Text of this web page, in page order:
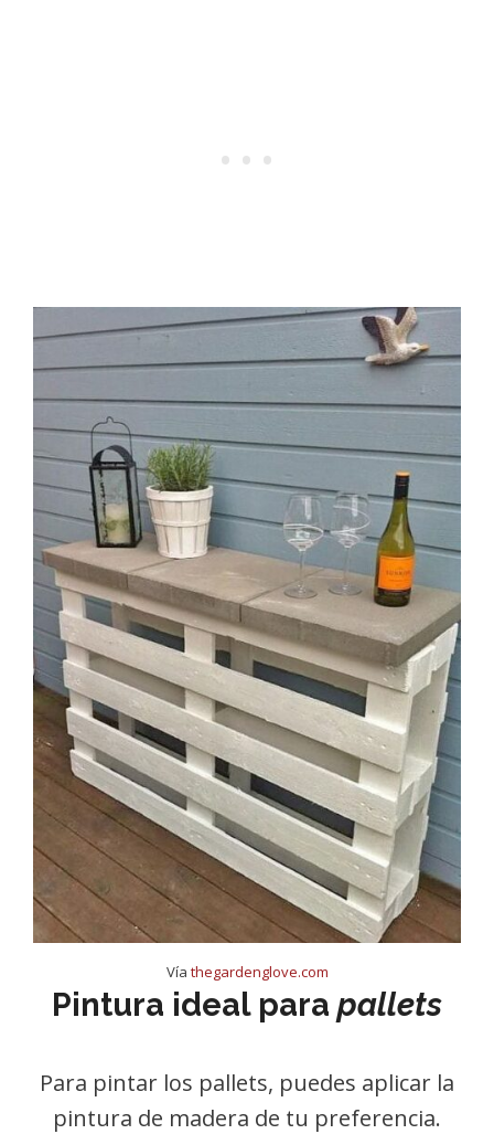
Vía thegardenglove.com
Pintura ideal parapallets
Para pintar los pallets, puedes aplicar la
pintura de madera de tu preferencia.